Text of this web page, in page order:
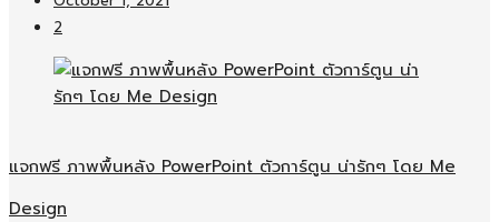
2
แจกฟรี ภาพพื้นหลัง PowerPoint ตัวการ์ตูน น่ารักๆ โดย Me
Design